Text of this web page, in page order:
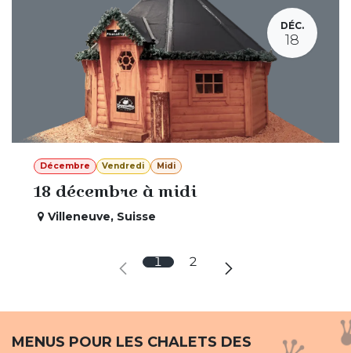
DÉC.
18
Décembre Vendredi Midi
18 décembre à midi
Villeneuve, Suisse
1 2
MENUS POUR LES CHALETS DES